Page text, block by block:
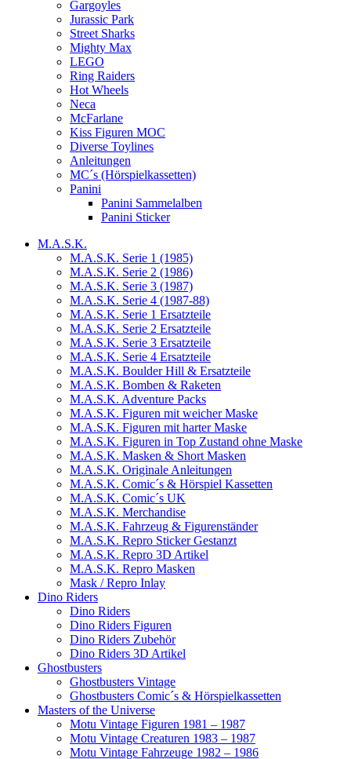
Gargoyles
Jurassic Park
Street Sharks
Mighty Max
LEGO
Ring Raiders
Hot Wheels
Neca
McFarlane
Kiss Figuren MOC
Diverse Toylines
Anleitungen
MC´s (Hörspielkassetten)
Panini
Panini Sammelalben
Panini Sticker
M.A.S.K.
M.A.S.K. Serie 1 (1985)
M.A.S.K. Serie 2 (1986)
M.A.S.K. Serie 3 (1987)
M.A.S.K. Serie 4 (1987-88)
M.A.S.K. Serie 1 Ersatzteile
M.A.S.K. Serie 2 Ersatzteile
M.A.S.K. Serie 3 Ersatzteile
M.A.S.K. Serie 4 Ersatzteile
M.A.S.K. Boulder Hill & Ersatzteile
M.A.S.K. Bomben & Raketen
M.A.S.K. Adventure Packs
M.A.S.K. Figuren mit weicher Maske
M.A.S.K. Figuren mit harter Maske
M.A.S.K. Figuren in Top Zustand ohne Maske
M.A.S.K. Masken & Short Masken
M.A.S.K. Originale Anleitungen
M.A.S.K. Comic´s & Hörspiel Kassetten
M.A.S.K. Comic´s UK
M.A.S.K. Merchandise
M.A.S.K. Fahrzeug & Figurenständer
M.A.S.K. Repro Sticker Gestanzt
M.A.S.K. Repro 3D Artikel
M.A.S.K. Repro Masken
Mask / Repro Inlay
Dino Riders
Dino Riders
Dino Riders Figuren
Dino Riders Zubehör
Dino Riders 3D Artikel
Ghostbusters
Ghostbusters Vintage
Ghostbusters Comic´s & Hörspielkassetten
Masters of the Universe
Motu Vintage Figuren 1981 – 1987
Motu Vintage Creaturen 1983 – 1987
Motu Vintage Fahrzeuge 1982 – 1986